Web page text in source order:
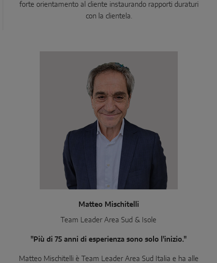
forte orientamento al cliente instaurando rapporti duraturi
con la clientela.
Matteo Mischitelli
Team Leader Area Sud & Isole
"Più di 75 anni di esperienza sono solo l'inizio."
Matteo Mischitelli è Team Leader Area Sud Italia e ha alle